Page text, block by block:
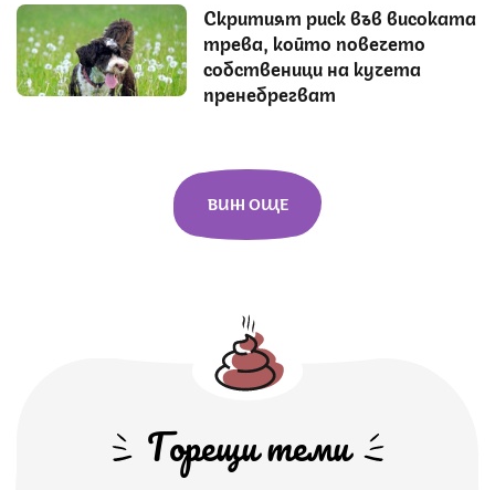
Скритият риск във високата
трева, който повечето
собственици на кучета
пренебрегват
ВИЖ ОЩЕ
Горещи теми